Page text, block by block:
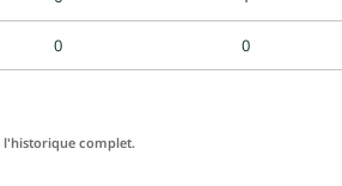
0 0
l'historique complet.